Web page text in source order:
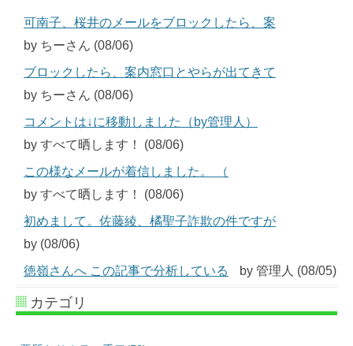
可南子、桜井のメールをブロックしたら、案
by ちーさん (08/06)
ブロックしたら、案内窓口とやらが出てきて
by ちーさん (08/06)
コメントは↓に移動しました（by管理人）
by すべて晒します！ (08/06)
この様なメールが着信しました。 （
by すべて晒します！ (08/06)
初めまして。佐藤綾、橘聖子詐欺の件ですが
by (08/06)
徳嶺さんへ この記事で分析している
by 管理人 (08/05)
カテゴリ